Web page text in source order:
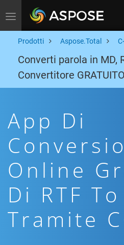
Toggle navigation
Prodotti Aspose.Total
Converti parola in MD,
Convertitore
App Di
Online
Di RTF
Tramite